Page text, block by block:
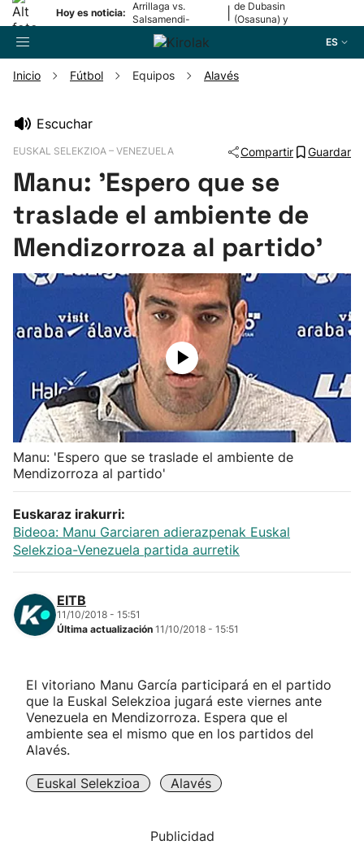
Hoy es noticia:
Arrillaga vs.
Salsamendi-
Bergara y Erasun
vs. Gaminde
de Dubasin
(Osasuna) y
ES
Pelota
Remo
Ciclismo
Herri-kirolak
Balonmano
Kirolak 360
Atletismo
Carreras de montaña
Más deportes
Inicio Fútbol Equipos Alavés
Escuchar
EUSKAL SELEKZIOA – VENEZUELA Compartir Guardar
Manu: 'Espero que se
traslade el ambiente de
Mendizorroza al partido'
Manu: 'Espero que se traslade el ambiente de
Mendizorroza al partido'
Euskaraz irakurri:
Bideoa: Manu Garciaren adierazpenak Euskal
Selekzioa-Venezuela partida aurretik
EITB
11/10/2018 - 15:51
Última actualización 11/10/2018 - 15:51
El vitoriano Manu García participará en el partido
que la Euskal Selekzioa jugará este viernes ante
Venezuela en Mendizorroza. Espera que el
ambiente sea el mismo que en los partidos del
Alavés.
Euskal Selekzioa Alavés
Publicidad